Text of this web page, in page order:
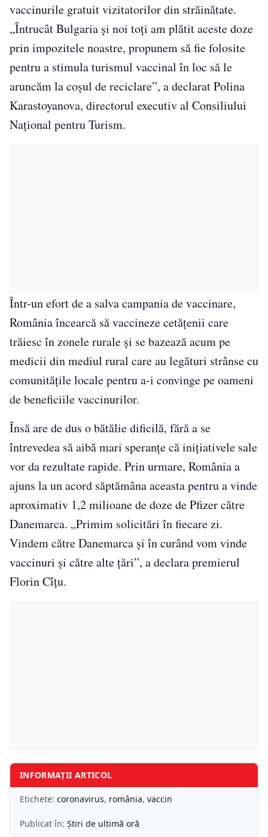
vaccinurile gratuit vizitatorilor din străinătate.
„Întrucât Bulgaria și noi toți am plătit aceste doze
prin impozitele noastre, propunem să fie folosite
pentru a stimula turismul vaccinal în loc să le
aruncăm la coșul de reciclare”, a declarat Polina
Karastoyanova, directorul executiv al Consiliului
Național pentru Turism.
Într-un efort de a salva campania de vaccinare,
România încearcă să vaccineze cetățenii care
trăiesc în zonele rurale și se bazează acum pe
medicii din mediul rural care au legături strânse cu
comunitățile locale pentru a-i convinge pe oameni
de beneficiile vaccinurilor.
Însă are de dus o bătălie dificilă, fără a se
întrevedea să aibă mari speranțe că inițiativele sale
vor da rezultate rapide. Prin urmare, România a
ajuns la un acord săptămâna aceasta pentru a vinde
aproximativ 1,2 milioane de doze de Pfizer către
Danemarca. „Primim solicitări în fiecare zi.
Vindem către Danemarca și în curând vom vinde
vaccinuri și către alte țări”, a declara premierul
Florin Cîţu.
INFORMAȚII ARTICOL
Etichete: coronavirus, românia, vaccin
Publicat în: Știri de ultimă oră